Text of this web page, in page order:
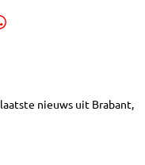
nieuws uit Brabant,